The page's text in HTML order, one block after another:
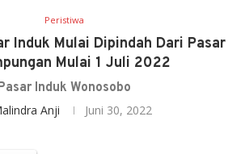
Peristiwa
Induk Mulai Dipindah Dari Pasar
Mulai 1 Juli 2022
Induk Wonosobo
Anji Juni 30, 2022